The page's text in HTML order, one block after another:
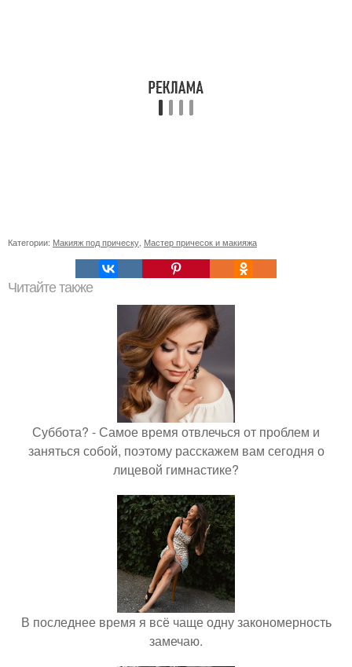
Категории: Макияж под прическу, Мастер причесок и макияжа
Читайте также
Суббота? - Самое время отвлечься от проблем и
заняться собой, поэтому расскажем вам сегодня о
лицевой гимнастике?
В последнее время я всё чаще одну закономерность
замечаю.